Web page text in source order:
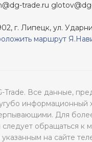
trade.ru
г. Липецк, ул.
маршрут
Trade. Все данные,
информационный
Для
обращаться к
на сайте